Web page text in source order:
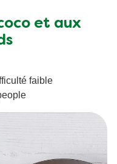
et aux
faible